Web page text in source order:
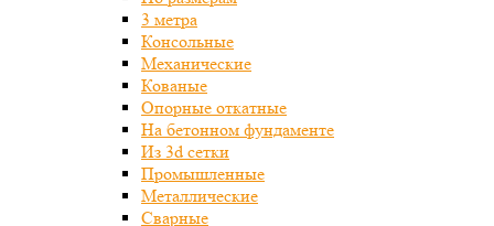
3 метра
Консольные
Механические
Кованые
Опорные откатные
На бетонном фундаменте
Из 3d сетки
Промышленные
Металлические
Сварные